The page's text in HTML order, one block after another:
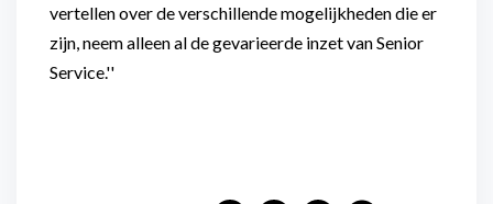
vertellen over de verschillende mogelijkheden die er
zijn, neem alleen al de gevarieerde inzet van Senior
Service.''